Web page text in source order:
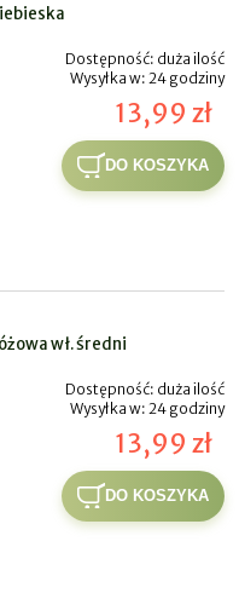
Dostępność: duża ilość
Wysyłka w: 24 godziny
13,99 zł
DO KOSZYKA
wł. średni
Dostępność: duża ilość
Wysyłka w: 24 godziny
13,99 zł
DO KOSZYKA